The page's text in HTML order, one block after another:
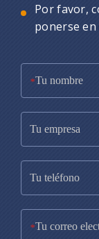
Por favor,
ponerse
*
*